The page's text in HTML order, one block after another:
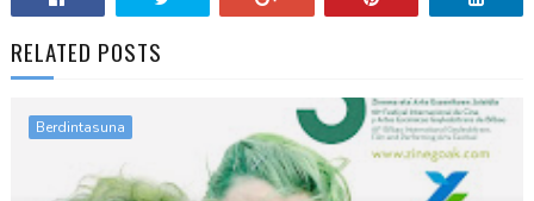
RELATED POSTS
Berdintasuna